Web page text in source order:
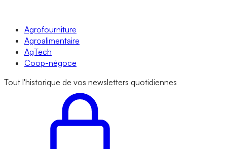
Agrofourniture
Agroalimentaire
AgTech
Coop-négoce
Tout l'historique de vos newsletters quotidiennes